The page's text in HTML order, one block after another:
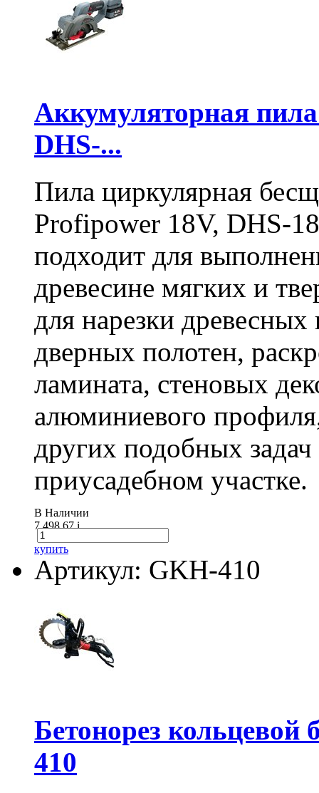
Аккумуляторная
DHS-...
Пила циркулярная
Profipower 18V, DHS-
подходит для
древесине мягких и
для нарезки
дверных полотен,
ламината, стеновых
алюминиевого
других подобных
приусадебном участке.
В Наличии
7 498.67i
купить
Артикул: GKH-410
Бетонорез
410